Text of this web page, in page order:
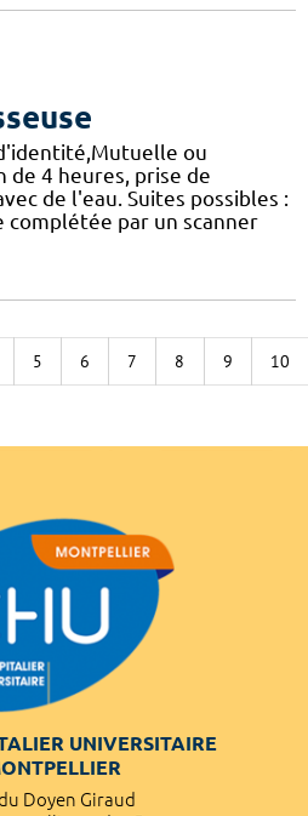
ou
de 4 heures, prise de
de l'eau. Suites possibles :
complétée par un scanner
5 6 7 8 9 10
UNIVERSITAIRE
Doyen Giraud